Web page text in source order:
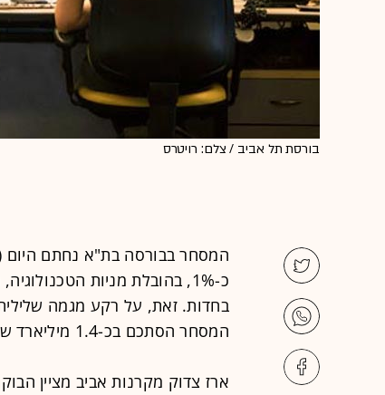
בורסת תל אביב / צלם: רויטרס
המסחר בבורסה בת"א נחתם היום
כ-1%, בהובלת מניות
בחדות. זאת, על רקע מגמה
המסחר הסתכם בכ-1.4 מיליארד שקל.
ארז צדוק מקרנות אביב מציין